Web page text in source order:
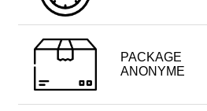
PACKAGE
ANONYME